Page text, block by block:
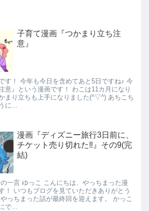
子育て漫画『つかまり立ち注
意』
す！ 今年も今日を含めてあと5日ですね♪ 今
意』という漫画です！ わこは11カ月になり
まり立ちも上手になりました(^▽^) あちこち
に...
漫画『ディズニー旅行3日前に、
チケット売り切れた‼』その9(完
結)
一言 ゆっこ こんにちは、やっちまった漫
！ いつもブログを見ていただきありがとう
っちまった話が最終回を迎えます。 かっこ
で...